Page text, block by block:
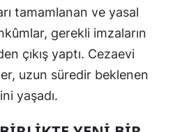
Nevşehir
Niğde
Ordu
Sakarya
tamamlanan ve yasal
gerekli imzaların
çıkış yaptı. Cezaevi
uzun süredir beklenen
yaşadı.